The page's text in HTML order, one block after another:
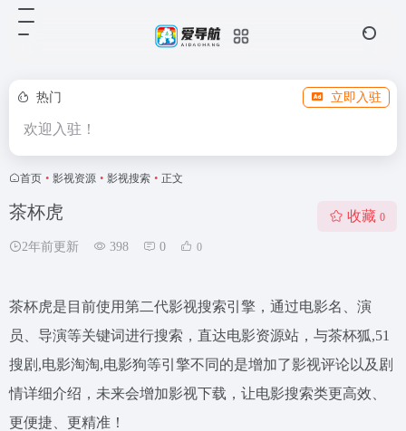
热门 立即入驻
欢迎入驻！
首页 • 影视资源 • 影视搜索 • 正文
茶杯虎
2年前更新 398 0 0
收藏 0
茶杯虎是目前使用第二代影视搜索引擎，通过电影名、演
员、导演等关键词进行搜索，直达电影资源站，与茶杯狐,51
搜剧,电影淘淘,电影狗等引擎不同的是增加了影视评论以及剧
情详细介绍，未来会增加影视下载，让电影搜索类更高效、
更便捷、更精准！